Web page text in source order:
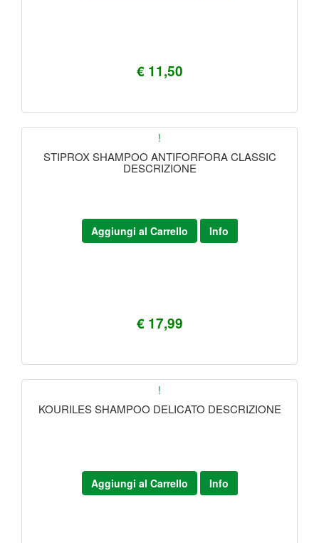
€ 11,50
!
STIPROX SHAMPOO ANTIFORFORA CLASSIC
DESCRIZIONE
€ 17,99
Aggiungi al Carrello Info
!
KOURILES SHAMPOO DELICATO DESCRIZIONE
Aggiungi al Carrello Info